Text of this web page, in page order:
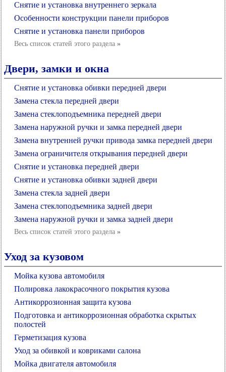
Снятие и установка внутреннего зеркала
Особенности конструкции панели приборов
Снятие и установка панели приборов
Весь список статей этого раздела »
Двери, замки и окна
Снятие и установка обивки передней двери
Замена стекла передней двери
Замена стеклоподъемника передней двери
Замена наружной ручки и замка передней двери
Замена внутренней ручки привода замка передней двери
Замена ограничителя открывания передней двери
Снятие и установка передней двери
Снятие и установка обивки задней двери
Замена стекла задней двери
Замена стеклоподъемника задней двери
Замена наружной ручки и замка задней двери
Весь список статей этого раздела »
Уход за кузовом
Мойка кузова автомобиля
Полировка лакокрасочного покрытия кузова
Антикоррозионная защита кузова
Подготовка и антикоррозионная обработка скрытых
полостей
Герметизация кузова
Уход за обивкой и ковриками салона
Мойка двигателя автомобиля